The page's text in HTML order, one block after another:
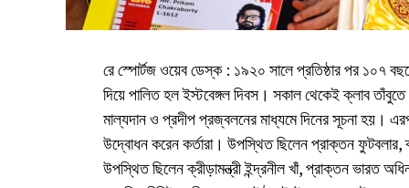
রে স্পোর্টজ ওয়েব ডেস্ক : ১৯২০ সালে প্রতিষ্ঠার পর ১০৭
দিয়ে পালিত হল ইস্টবেঙ্গল দিবস। সকাল থেকেই ক্লাব
মাল্যদান ও প্রদীপ প্রজ্বলনের মাধ্যমে দিনের সূচনা হয়।
উদ্বোধন করেন কর্তারা। উপস্থিত ছিলেন প্রাক্তন ফুটবলার,
উপস্থিত ছিলেন ক্রীড়ামন্ত্রী ইন্দ্রনীল খাঁ, প্রাক্তন ভারত